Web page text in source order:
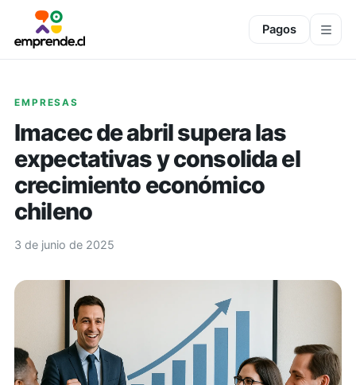
Pagos
EMPRESAS
Imacec de abril supera las
expectativas y consolida el
crecimiento económico
chileno
3 de junio de 2025